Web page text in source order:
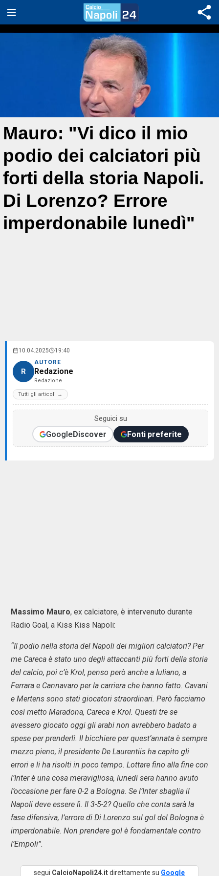
Mauro: "Vi dico il mio
podio dei calciatori più
forti della storia Napoli.
Di Lorenzo? Errore
imperdonabile lunedì"
10.04.2025 19:40
R
AUTORE
Redazione
Redazione
Tutti gli articoli →
Seguici su
GoogleDiscover Fonti preferite
Massimo Mauro, ex calciatore, è intervenuto durante
Radio Goal, a Kiss Kiss Napoli:
“Il podio nella storia del Napoli dei migliori calciatori? Per
me Careca è stato uno degli attaccanti più forti della storia
del calcio, poi c’è Krol, penso però anche a Iuliano, a
Ferrara e Cannavaro per la carriera che hanno fatto. Cavani
e Mertens sono stati giocatori straordinari. Però facciamo
così metto Maradona, Careca e Krol. Questi tre se
avessero giocato oggi gli arabi non avrebbero badato a
spese per prenderli. Il bicchiere per quest’annata è sempre
mezzo pieno, il presidente De Laurentiis ha capito gli
errori e li ha risolti in poco tempo. Lottare fino alla fine con
l’Inter è una cosa meravigliosa, lunedì sera hanno avuto
l’occasione per fare 0-2 a Bologna. Se l’Inter sbaglia il
Napoli deve essere lì. Il 3-5-2? Quello che conta sarà la
fase difensiva, l’errore di Di Lorenzo sul gol del Bologna è
imperdonabile. Non prendere gol è fondamentale contro
l’Empoli”.
segui CalcioNapoli24.itdirettamente su Google